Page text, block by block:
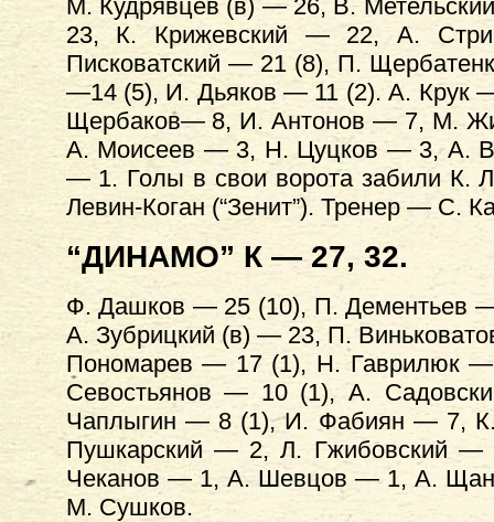
М. Кудрявцев (в) — 26, В.
23, К. Крижевский — 22, А.
Писковатский — 21 (8), П.
—14 (5), И. Дьяков — 11 (2). А. Крук
Щербаков— 8, И. Антонов — 7, М.
А. Моисеев — 3, Н. Цуцков — 3, А.
— 1. Голы в свои ворота забили К.
Левин-Коган (“Зенит”). Тренер — С.
“ДИНАМО” К — 27, 32.
Ф. Дашков — 25 (10), П. Дементьев
А. Зубрицкий (в) — 23, П.
Пономарев — 17 (1), Н. Гаврилюк
Севостьянов — 10 (1), А.
Чаплыгин — 8 (1), И. Фабиян — 7,
Пушкарский — 2, Л. Гжибовский
Чеканов — 1, А. Шевцов — 1, А.
М. Сушков.